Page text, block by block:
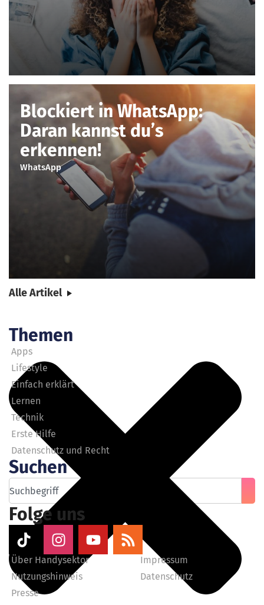
Blockiert in WhatsApp:
Daran kannst du’s
erkennen!
WhatsApp
Alle Artikel
Themen
Apps
Lifestyle
Einfach erklärt
Lernen
Technik
Erste Hilfe
Datenschutz und Recht
Suchen
Folge uns
Über Handysektor
Nutzungshinweis
Presse
Impressum
Datenschutz